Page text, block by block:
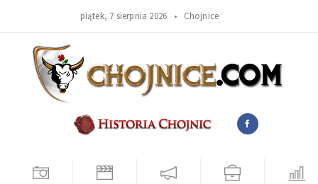
piątek, 7 sierpnia 2026 • Chojnice